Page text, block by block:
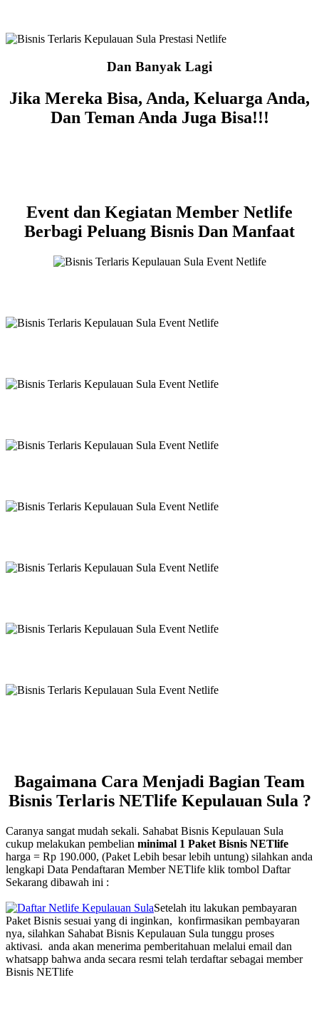
Dan Banyak Lagi
Jika Mereka Bisa, Anda, Keluarga Anda,
Dan Teman Anda Juga Bisa!!!
Event dan Kegiatan Member Netlife
Berbagi Peluang Bisnis Dan Manfaat
Bagaimana Cara Menjadi Bagian Team
Bisnis Terlaris NETlife Kepulauan Sula ?
Caranya sangat mudah sekali. Sahabat Bisnis Kepulauan Sula
cukup melakukan pembelian minimal 1 Paket Bisnis NETlife
harga = Rp 190.000, (Paket Lebih besar lebih untung) silahkan anda
lengkapi Data Pendaftaran Member NETlife klik tombol Daftar
Sekarang dibawah ini :
Setelah itu lakukan pembayaran
Paket Bisnis sesuai yang di inginkan, konfirmasikan pembayaran
nya, silahkan Sahabat Bisnis Kepulauan Sula tunggu proses
aktivasi. anda akan menerima pemberitahuan melalui email dan
whatsapp bahwa anda secara resmi telah terdaftar sebagai member
Bisnis NETlife